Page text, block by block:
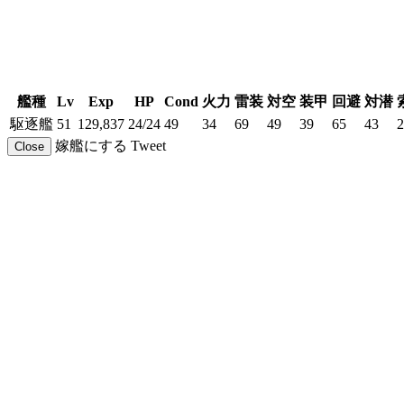
艦種 Lv Exp HP Cond 火力 雷装 対空 装甲 回避 対潜
駆逐艦 51 129,837 24/24 49 34 69 49 39 65 43
Close 嫁艦にする Tweet